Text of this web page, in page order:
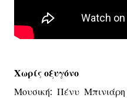
Χωρίς οξυγόνο
Μουσική: Πένυ Μπινιάρη